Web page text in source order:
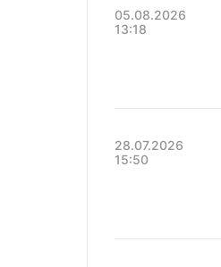
05.08.2026
13:18
28.07.2026
15:50